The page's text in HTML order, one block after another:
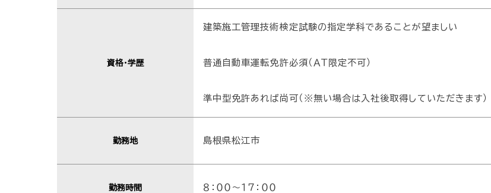
資格・学歴
建築施工管理技術検定試験の指定学科であることが望ましい
普通自動車運転免許必須（ＡＴ限定不可）
準中型免許あれば尚可（※無い場合は入社後取得していただきます）
勤務地 島根県松江市
勤務時間 ８：００～１７：００